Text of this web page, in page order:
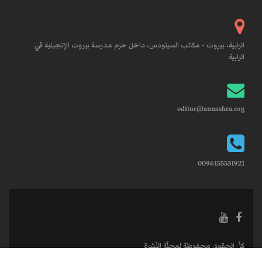
الرابية، بيروت - مكاتب السينودس، داخل حرم مدرسة بيروت الإنجيلية في
الرابية
editor@annashra.org
0096155531921
كلّ الحقوق محفوظة لمجلّة النّشرة